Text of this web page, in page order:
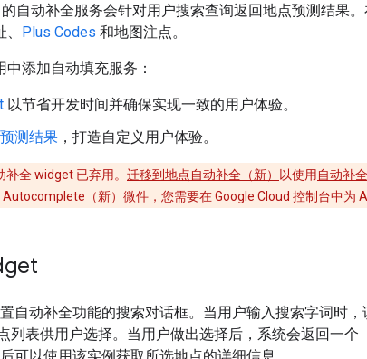
的自动补全服务会针对用户搜索查询返回地点预测结果
Plus Codes 和地图注点。
中添加自动填充服务：
以节省开发时间并确保实现一致的用户体验。
测结果 ，打造自定义用户体验。
补全 widget 已弃用。 迁移到地点自动补全（新） 以使用 自动补
（新）微件，您需要在 Google Cloud 控制台中为
自动补全功能的搜索对话框。当用户输入搜索字词时，
列表供用户选择。当用户做出选择后，系统会返回一个